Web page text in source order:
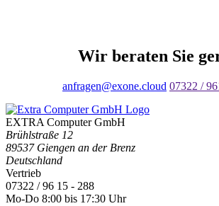
Wir beraten Sie
anfragen@exone.cloud 07322 /
EXTRA Computer GmbH
Brühlstraße 12
89537 Giengen an der Brenz
Deutschland
Vertrieb
07322 / 96 15 - 288
Mo-Do 8:00 bis 17:30 Uhr